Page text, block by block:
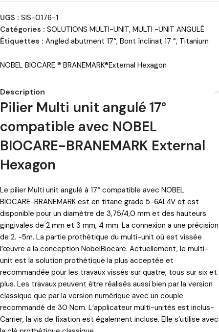
UGS : SIS-0176-1
Catégories : SOLUTIONS MULTI-UNIT, MULTI -UNIT ANGULÉ
Étiquettes : Angled abutment 17°, Bont înclinat 17 °, Titanium
NOBEL BIOCARE ® BRANEMARK®External Hexagon
Description
Pilier Multi unit angulé 17°
compatible avec NOBEL
BIOCARE-BRANEMARK External
Hexagon
Le pilier Multi unit angulé à 17° compatible avec NOBEL
BIOCARE-BRANEMARK est en titane grade 5-6AL4V et est
disponible pour un diamètre de 3,75/4,0 mm et des hauteurs
gingivales de 2 mm et 3 mm, 4 mm. La connexion a une précision
de 2. -5m. La partie prothétique du multi-unit où est vissée
l’œuvre a la conception NobelBiocare. Actuellement, le multi-
unit est la solution prothétique la plus acceptée et
recommandée pour les travaux vissés sur quatre, tous sur six et
plus. Les travaux peuvent être réalisés aussi bien par la version
classique que par la version numérique avec un couple
recommandé de 30 Ncm. L’applicateur multi-unités est inclus-
Carrier, la vis de fixation est également incluse. Elle s’utilise avec